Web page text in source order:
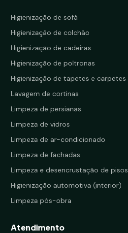
Higienização de sofá
Higienização de colchão
Higienização de cadeiras
Higienização de poltronas
Higienização de tapetes e carpetes
Lavagem de cortinas
Limpeza de persianas
Limpeza de vidros
Limpeza de ar-condicionado
Limpeza de fachadas
Limpeza e desencrustação de pisos
Higienização automotiva (interior)
Limpeza pós-obra
Atendimento